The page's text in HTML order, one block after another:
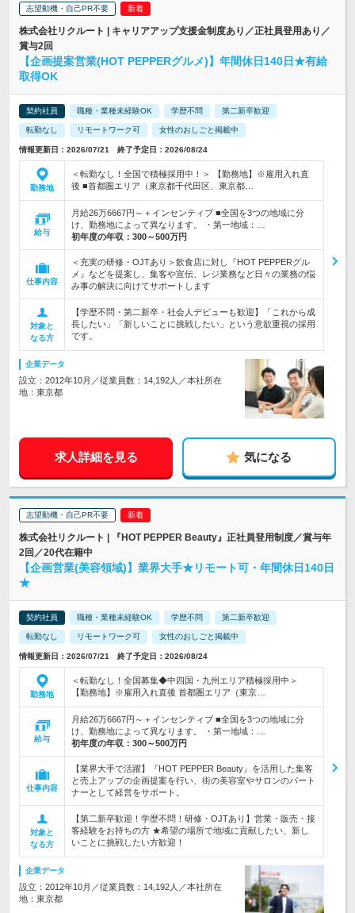
志望動機・自己PR不要
株式会社リクルート | キャリアアップ支援金制度あり／正社員登用あり／
賞与2回
【企画提案営業(HOT PEPPERグルメ)】年間休日140日★有給
取得OK
契約社員 職種・業種未経験OK 学歴不問 第二新卒歓迎
転勤なし リモートワーク可 女性のおしごと掲載中
情報更新日：2026/07/21 終了予定日：2026/08/24
勤務地
＜転勤なし！全国で積極採用中！＞ 【勤務地】※雇用入れ直
後 ■首都圏エリア（東京都千代田区、東京都…
給与
月給26万6667円～＋インセンティブ ■全国を3つの地域に分
け、勤務地によって異なります。 ・第一地域：…
初年度の年収： 300～500万円
仕事内容
＜充実の研修・OJTあり＞飲食店に対し『HOT PEPPERグル
メ』などを提案し、集客や宣伝、レジ業務など日々の業務の悩
み事の解決に向けてサポートします
対象と
なる方
【学歴不問・第二新卒・社会人デビューも歓迎】「これから成
長したい」「新しいことに挑戦したい」という意欲重視の採用
です。
企業データ
設立：2012年10月／従業員数：14,192人／本社所在
地：東京都
求人詳細を見る 気になる
志望動機・自己PR不要
株式会社リクルート | 『HOT PEPPER Beauty』正社員登用制度／賞与年
2回／20代在籍中
【企画営業(美容領域)】業界大手★リモート可・年間休日140日
★
契約社員 職種・業種未経験OK 学歴不問 第二新卒歓迎
転勤なし リモートワーク可 女性のおしごと掲載中
情報更新日：2026/07/21 終了予定日：2026/08/24
勤務地
＜転勤なし！全国募集◆中四国・九州エリア積極採用中＞
【勤務地】※雇用入れ直後 首都圏エリア（東京…
給与
月給26万6667円～＋インセンティブ ■全国を3つの地域に分
け、勤務地によって異なります。 ・第一地域：…
初年度の年収： 300～500万円
仕事内容
【業界大手で活躍】『HOT PEPPER Beauty』を活用した集客
と売上アップの企画提案を行い、街の美容室やサロンのパート
ナーとして経営をサポート。
対象と
なる方
【第二新卒歓迎！学歴不問！研修・OJTあり】営業・販売・接
客経験をお持ちの方 ★希望の場所で地域に貢献したい、新し
いことに挑戦したい方歓迎！
企業データ
設立：2012年10月／従業員数：14,192人／本社所在
地：東京都